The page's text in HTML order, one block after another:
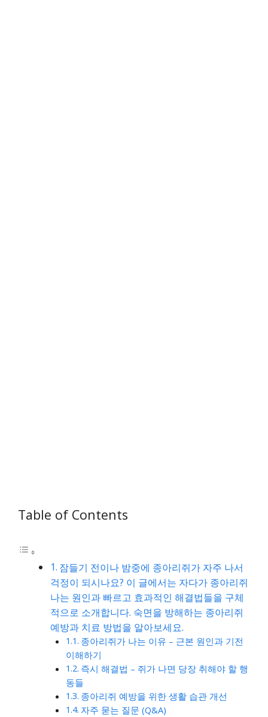
Table of Contents
잠들기 전이나 밤중에 종아리쥐가 자주 나서
걱정이 되시나요? 이 글에서는 자다가 종아리쥐
나는 원인과 빠르고 효과적인 해결법들을 구체
적으로 소개합니다. 숙면을 방해하는 종아리쥐
예방과 치료 방법을 알아보세요.
종아리쥐가 나는 이유 – 근본 원인과 기전
이해하기
즉시 해결법 – 쥐가 나면 당장 취해야 할 행
동들
종아리쥐 예방을 위한 생활 습관 개선
자주 묻는 질문 (Q&A)